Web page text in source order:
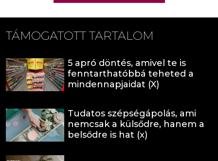
TÁMOGATOTT TARTALOM
5 apró döntés, amivel te is
fenntarthatóbbá teheted a
mindennapjaidat (X)
Tudatos szépségápolás, ami
nemcsak a külsődre, hanem a
belsődre is hat (x)